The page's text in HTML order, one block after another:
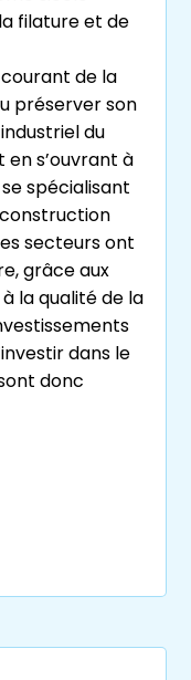
filature et de
de la
préserver son
du
s’ouvrant à
spécialisant
secteurs ont
grâce aux
la qualité de la
dans le
donc
pour son
que des